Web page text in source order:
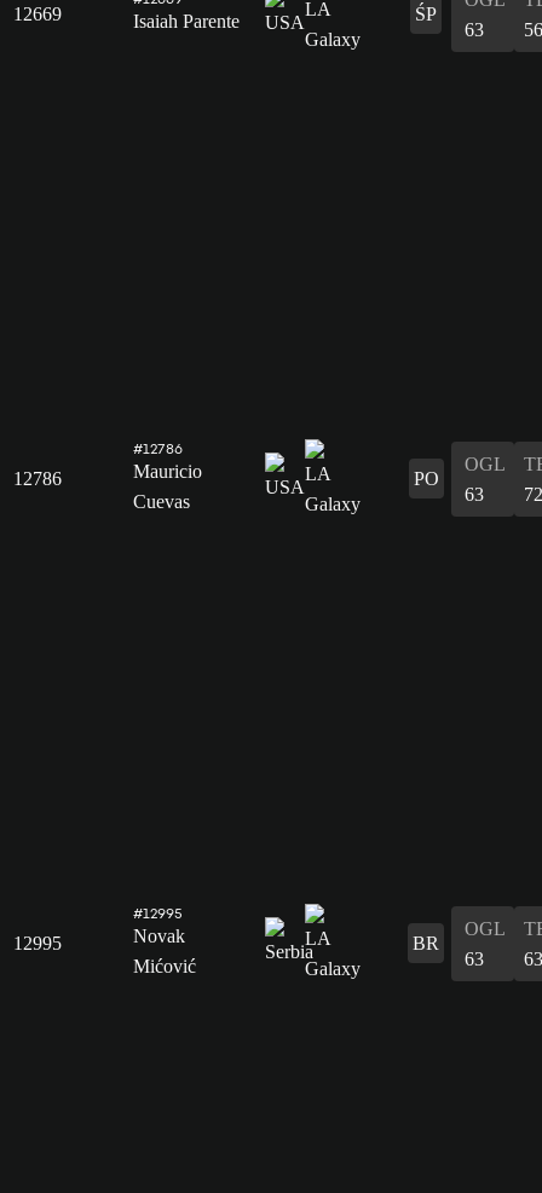
12669 Isaiah Parente ŚP
63
56
12786
#12786
Mauricio
Cuevas
PO
OGL
63
72
12995
#12995
Novak
Mićović
BR
OGL
63
63